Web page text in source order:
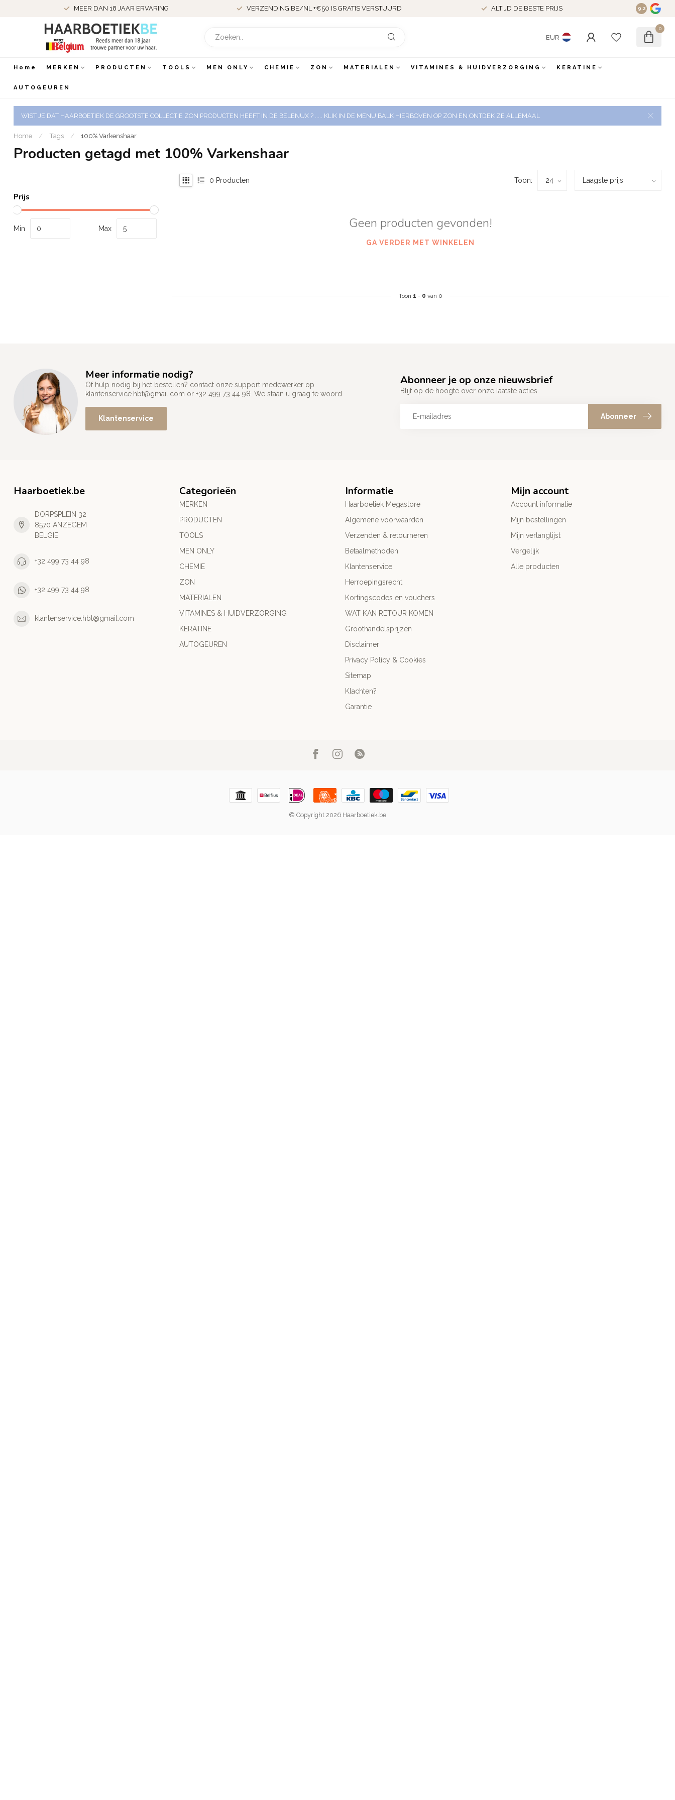
MEER DAN 18 JAAR ERVARING VERZENDING BE/NL +€50 IS GRATIS VERSTUURD ALTIJD DE BESTE PRIJS 9.2
EUR
0
Home MERKEN PRODUCTEN TOOLS MEN ONLY CHEMIE ZON MATERIALEN VITAMINES & HUIDVERZORGING KERATINE
AUTOGEUREN
WIST JE DAT HAARBOETIEK DE GROOTSTE COLLECTIE ZON PRODUCTEN HEEFT IN DE BELENUX ? ..... KLIK IN DE MENU BALK HIERBOVEN OP ZON EN ONTDEK ZE ALLEMAAL
Home / Tags / 100% Varkenshaar
Producten getagd met 100% Varkenshaar
Prijs
Min Max
0 Producten Toon:
Geen producten gevonden!
GA VERDER MET WINKELEN
Toon 1 - 0 van 0
Meer informatie nodig?
Of hulp nodig bij het bestellen? contact onze support medewerker op
klantenservice.hbt@gmail.com or +32 499 73 44 98. We staan u graag te woord
Klantenservice
Abonneer je op onze nieuwsbrief
Blijf op de hoogte over onze laatste acties
Abonneer
Haarboetiek.be
DORPSPLEIN 32
8570 ANZEGEM
BELGIE
+32 499 73 44 98
+32 499 73 44 98
klantenservice.hbt@gmail.com
Categorieën
MERKEN
PRODUCTEN
TOOLS
MEN ONLY
CHEMIE
ZON
MATERIALEN
VITAMINES & HUIDVERZORGING
KERATINE
AUTOGEUREN
Informatie
Haarboetiek Megastore
Algemene voorwaarden
Verzenden & retourneren
Betaalmethoden
Klantenservice
Herroepingsrecht
Kortingscodes en vouchers
WAT KAN RETOUR KOMEN
Groothandelsprijzen
Disclaimer
Privacy Policy & Cookies
Sitemap
Klachten?
Garantie
Mijn account
Account informatie
Mijn bestellingen
Mijn verlanglijst
Vergelijk
Alle producten
© Copyright 2026 Haarboetiek.be